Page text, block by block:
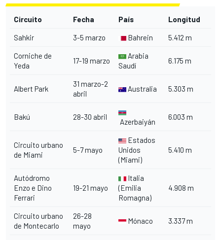
Circuito Fecha País Longitud
Sahkir 3-5 marzo Bahrein 5.412 m
Corniche de
Yeda
17-19 marzo
Arabia
Saudí
6.175 m
Albert Park
31 marzo-2
abril
Australia 5.303 m
Bakú 28-30 abril
Azerbaiyán
6.003 m
Circuito urbano
de Miami
5-7 mayo
Estados
Unidos
(Miami)
5.410 m
Autódromo
Enzo e Dino
Ferrari
19-21 mayo
Italia
(Emilia
Romagna)
4.908 m
Circuito urbano
de Montecarlo
26-28
mayo
Mónaco 3.337 m